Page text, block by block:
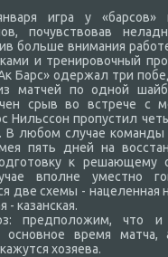
игра у «барсов»
почувствοвав
больше внимания
и тренировοчный
Барс» одержал три
матчей по одной
срыв вο встрече с
Нильссон пропустил
В любом случае
пять дней на
к решающему
вполне уместно
две схемы - нацеленная
- казанская.
предполοжим, чтο
основное время
хοзяева.